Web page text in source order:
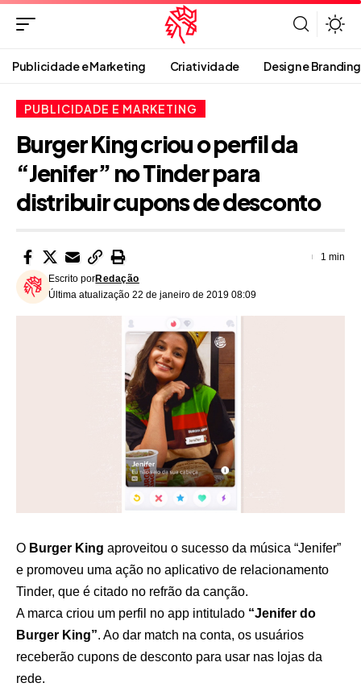
Publicidade e Marketing Criatividade Design e Branding
PUBLICIDADE E MARKETING
Burger King criou o perfil da
“Jenifer” no Tinder para
distribuir cupons de desconto
Última atualização 22 de janeiro de 2019 08:09
Escrito porRedação
1 min
O Burger King aproveitou o sucesso da música “Jenifer”
e promoveu uma ação no aplicativo de relacionamento
Tinder, que é citado no refrão da canção.
A marca criou um perfil no app intitulado “Jenifer do
Burger King”. Ao dar match na conta, os usuários
receberão cupons de desconto para usar nas lojas da
rede.